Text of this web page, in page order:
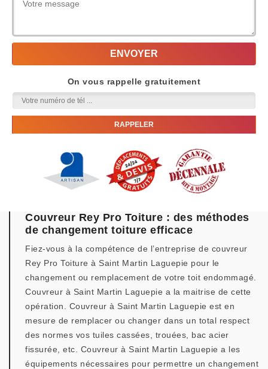
On vous rappelle gratuitement
Couvreur Rey Pro Toiture : des méthodes
de changement toiture efficace
Fiez-vous à la compétence de l’entreprise de couvreur
Rey Pro Toiture à Saint Martin Laguepie pour le
changement ou remplacement de votre toit endommagé.
Couvreur à Saint Martin Laguepie a la maitrise de cette
opération. Couvreur à Saint Martin Laguepie est en
mesure de remplacer ou changer dans un total respect
des normes vos tuiles cassées, trouées, bac acier
fissurée, etc. Couvreur à Saint Martin Laguepie a les
équipements nécessaires pour permettre un changement